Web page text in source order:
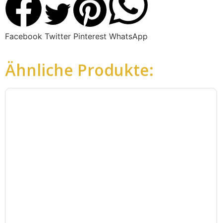
Facebook Twitter Pinterest WhatsApp
Ähnliche Produkte: